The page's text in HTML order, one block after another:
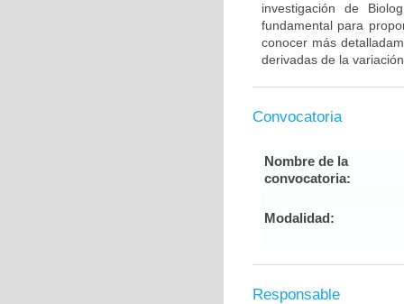
investigación de
fundamental para
conocer más
derivadas de la
Convocatoria
Nombre de la
convocatoria:
Modalidad:
Responsable